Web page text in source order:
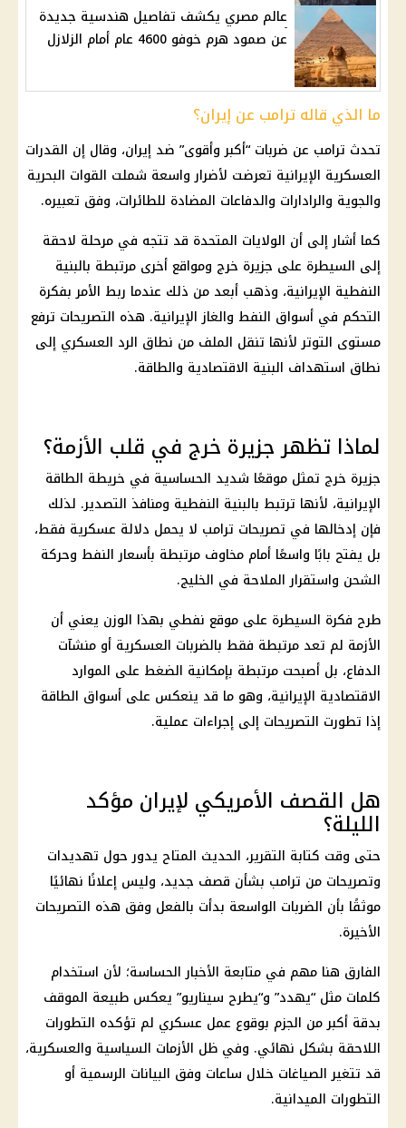
عالم مصري يكشف تفاصيل هندسية جديدة
عن صمود هرم خوفو 4600 عام أمام الزلازل
ما الذي قاله ترامب عن إيران؟
تحدث ترامب عن ضربات “أكبر وأقوى” ضد إيران، وقال إن القدرات
العسكرية الإيرانية تعرضت لأضرار واسعة شملت القوات البحرية
والجوية والرادارات والدفاعات المضادة للطائرات، وفق تعبيره.
كما أشار إلى أن الولايات المتحدة قد تتجه في مرحلة لاحقة
إلى السيطرة على جزيرة خرج ومواقع أخرى مرتبطة بالبنية
النفطية الإيرانية، وذهب أبعد من ذلك عندما ربط الأمر بفكرة
التحكم في أسواق النفط والغاز الإيرانية. هذه التصريحات ترفع
مستوى التوتر لأنها تنقل الملف من نطاق الرد العسكري إلى
نطاق استهداف البنية الاقتصادية والطاقة.
لماذا تظهر جزيرة خرج في قلب الأزمة؟
جزيرة خرج تمثل موقعًا شديد الحساسية في خريطة الطاقة
الإيرانية، لأنها ترتبط بالبنية النفطية ومنافذ التصدير. لذلك
فإن إدخالها في تصريحات ترامب لا يحمل دلالة عسكرية فقط،
بل يفتح بابًا واسعًا أمام مخاوف مرتبطة بأسعار النفط وحركة
الشحن واستقرار الملاحة في الخليج.
طرح فكرة السيطرة على موقع نفطي بهذا الوزن يعني أن
الأزمة لم تعد مرتبطة فقط بالضربات العسكرية أو منشآت
الدفاع، بل أصبحت مرتبطة بإمكانية الضغط على الموارد
الاقتصادية الإيرانية، وهو ما قد ينعكس على أسواق الطاقة
إذا تطورت التصريحات إلى إجراءات عملية.
هل القصف الأمريكي لإيران مؤكد
الليلة؟
حتى وقت كتابة التقرير، الحديث المتاح يدور حول تهديدات
وتصريحات من ترامب بشأن قصف جديد، وليس إعلانًا نهائيًا
موثقًا بأن الضربات الواسعة بدأت بالفعل وفق هذه التصريحات
الأخيرة.
الفارق هنا مهم في متابعة الأخبار الحساسة؛ لأن استخدام
كلمات مثل “يهدد” و“يطرح سيناريو” يعكس طبيعة الموقف
بدقة أكبر من الجزم بوقوع عمل عسكري لم تؤكده التطورات
اللاحقة بشكل نهائي. وفي ظل الأزمات السياسية والعسكرية،
قد تتغير الصياغات خلال ساعات وفق البيانات الرسمية أو
التطورات الميدانية.